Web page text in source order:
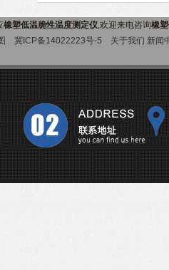
橡塑低温脆性温度测定仪,欢迎来电咨询橡
冀ICP备14022223号-5 关于我们 新闻